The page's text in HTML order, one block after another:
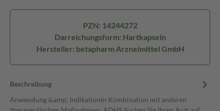
PZN: 14244272
Darreichungsform: Hartkapseln
Hersteller: betapharm Arzneimittel GmbH
Beschreibung
Anwendung &amp; IndikationIn Kombination mit anderen